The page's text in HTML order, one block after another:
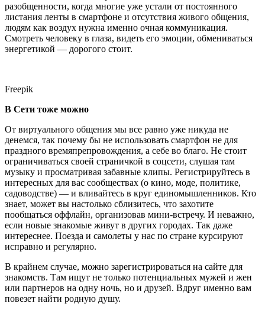
разобщенности, когда многие уже устали от постоянного
листания ленты в смартфоне и отсутствия живого общения,
людям как воздух нужна именно очная коммуникация.
Смотреть человеку в глаза, видеть его эмоции, обмениваться
энергетикой — дорогого стоит.
Freepik
В Сети тоже можно
От виртуального общения мы все равно уже никуда не
денемся, так почему бы не использовать смартфон не для
праздного времяпрепровождения, а себе во благо. Не стоит
ограничиваться своей страничкой в соцсети, слушая там
музыку и просматривая забавные клипы. Регистрируйтесь в
интересных для вас сообществах (о кино, моде, политике,
садоводстве) — и вливайтесь в круг единомышленников. Кто
знает, может вы настолько сблизитесь, что захотите
пообщаться оффлайн, организовав мини-встречу. И неважно,
если новые знакомые живут в других городах. Так даже
интереснее. Поезда и самолеты у нас по стране курсируют
исправно и регулярно.
В крайнем случае, можно зарегистрироваться на сайте для
знакомств. Там ищут не только потенциальных мужей и жен
или партнеров на одну ночь, но и друзей. Вдруг именно вам
повезет найти родную душу.